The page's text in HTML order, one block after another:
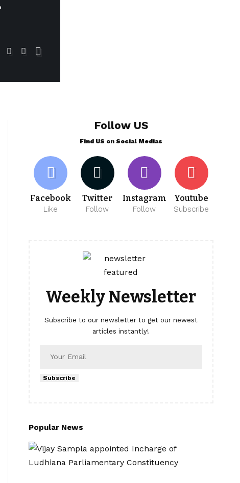
Follow US
Find US on Social Medias
Facebook
Like
Twitter
Follow
Instagram
Follow
Youtube
Subscribe
Weekly Newsletter
Subscribe to our newsletter to get our newest
articles instantly!
Subscribe
Popular News